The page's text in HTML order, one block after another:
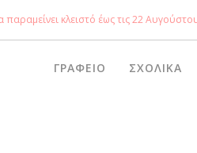
κλειστό έως τις 22
ΓΡΑΦΕΊΟ ΣΧΟΛΙΚΆ